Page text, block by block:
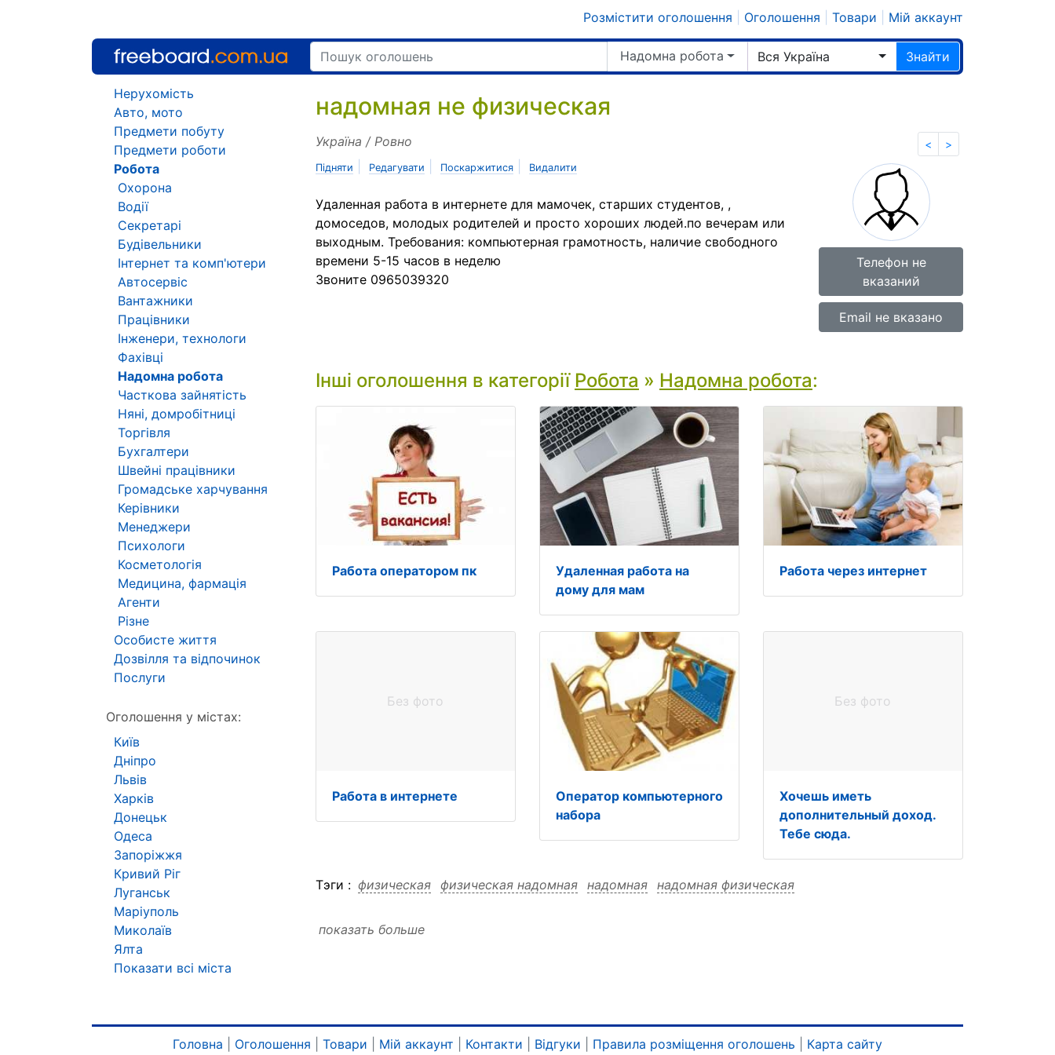
Розмістити оголошення Оголошення Товари Мій аккаунт
Надомна робота Вся Україна Знайти
надомная не физическая
< >
Україна / Ровно
Підняти Редагувати Поскаржитися Видалити
Удаленная работа в интернете для мамочек, старших студентов, ,
домоседов, молодых родителей и просто хороших людей.по вечерам или
выходным. Требования: компьютерная грамотность, наличие свободного
времени 5-15 часов в неделю
Звоните 0965039320
Телефон не
вказаний
Email не вказано
Інші оголошення в категорії Робота » Надомна робота:
Работа оператором пк
Удаленная работа на
дому для мам
Работа через интернет
Без фото
Работа в интернете
Оператор компьютерного
набора
Без фото
Хочешь иметь
дополнительный доход.
Тебе сюда.
Тэги : физическая физическая надомная надомная надомная физическая
показать больше
Нерухомість
Авто, мото
Предмети побуту
Предмети роботи
Робота
Охорона
Водії
Секретарі
Будівельники
Інтернет та комп'ютери
Автосервіс
Вантажники
Працівники
Інженери, технологи
Фахівці
Надомна робота
Часткова зайнятість
Няні, домробітниці
Торгівля
Бухгалтери
Швейні працівники
Громадське харчування
Керівники
Менеджери
Психологи
Косметологія
Медицина, фармація
Агенти
Різне
Особисте життя
Дозвілля та відпочинок
Послуги
Оголошення у містах:
Київ
Дніпро
Львів
Харків
Донецьк
Одеса
Запоріжжя
Кривий Ріг
Луганськ
Маріуполь
Миколаїв
Ялта
Показати всі міста
Головна Оголошення Товари Мій аккаунт Контакти Відгуки Правила розміщення оголошень Карта сайту